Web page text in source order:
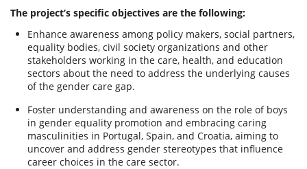
The project’s specific objectives are the following:
Enhance awareness among policy makers, social partners,
equality bodies, civil society organizations and other
stakeholders working in the care, health, and education
sectors about the need to address the underlying causes
of the gender care gap.
Foster understanding and awareness on the role of boys
in gender equality promotion and embracing caring
masculinities in Portugal, Spain, and Croatia, aiming to
uncover and address gender stereotypes that influence
career choices in the care sector.